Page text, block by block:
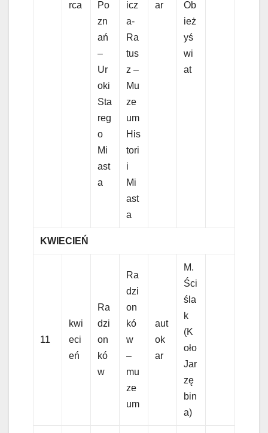
rca
Po
zn
ań
–
Ur
oki
Sta
reg
o
Mi
ast
a
icz
a-
Ra
tus
z –
Mu
ze
um
His
tori
i
Mi
ast
a
ar
Ob
ież
yś
wi
at
KWIECIEŃ
11
kwi
eci
eń
Ra
dzi
on
kó
w
Ra
dzi
on
kó
w
–
mu
ze
um
aut
ok
ar
M.
Ści
śla
k
(K
oło
Jar
zę
bin
a)